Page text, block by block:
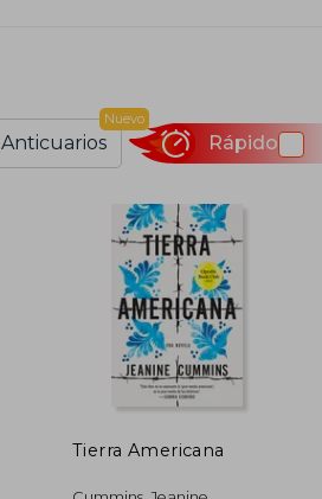
Anticuarios
Nuevo
Rápido
Tierra Americana